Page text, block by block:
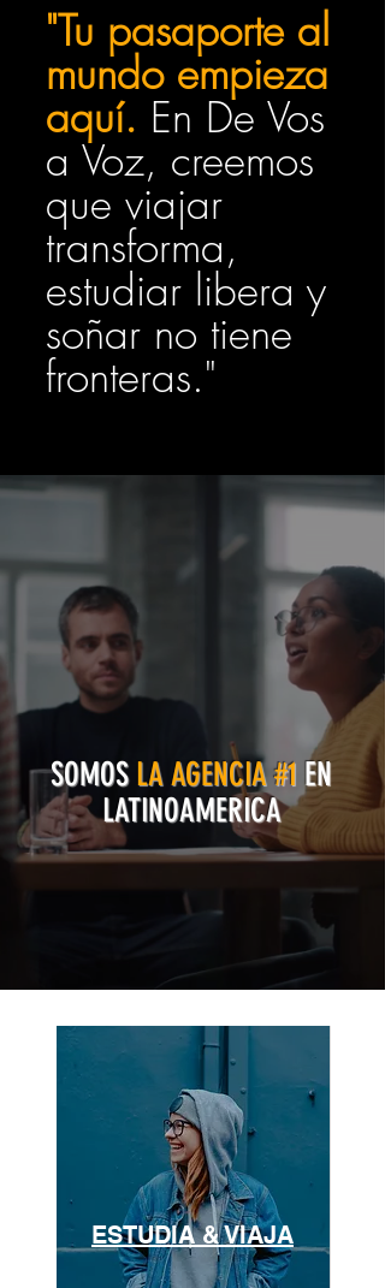
"Tu pasaporte al
mundo empieza
aquí. En De Vos
a Voz, creemos
que viajar
transforma,
estudiar libera y
soñar no tiene
fronteras."
SOMOSLA AGENCIA #1 EN
LATINOAMERICA
ESTUDIA & VIAJA